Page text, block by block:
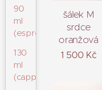
90
ml
(espresso)
130
ml
(cappuccino)
šálek M
srdce
oranžová
1 500 Kč